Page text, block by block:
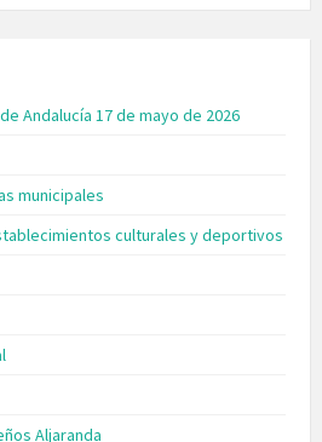
Andalucía 17 de mayo de 2026
municipales
culturales y deportivos
Aljaranda